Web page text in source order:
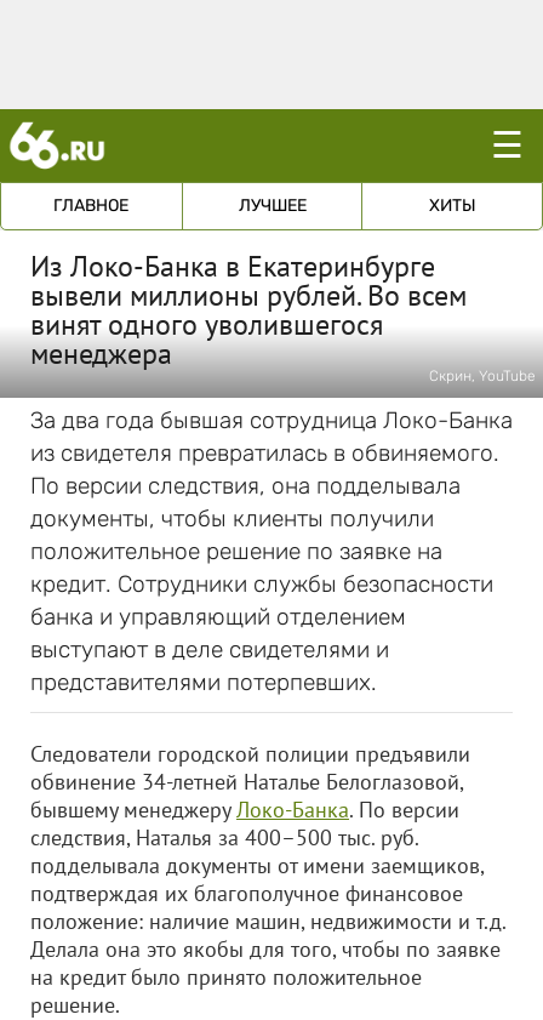
☰
ГЛАВНОЕ ЛУЧШЕЕ ХИТЫ
Из Локо-Банка в Екатеринбурге
вывели миллионы рублей. Во всем
винят одного уволившегося
менеджера
Скрин, YouTube
За два года бывшая сотрудница Локо-Банка
из свидетеля превратилась в обвиняемого.
По версии следствия, она подделывала
документы, чтобы клиенты получили
положительное решение по заявке на
кредит. Сотрудники службы безопасности
банка и управляющий отделением
выступают в деле свидетелями и
представителями потерпевших.
Следователи городской полиции предъявили
обвинение 34-летней Наталье Белоглазовой,
бывшему менеджеруЛоко-Банка. По версии
следствия, Наталья за 400–500 тыс. руб.
подделывала документы от имени заемщиков,
подтверждая их благополучное финансовое
положение: наличие машин, недвижимости и т.д.
Делала она это якобы для того, чтобы по заявке
на кредит было принято положительное
решение.